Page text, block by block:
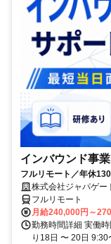
インバウンド事
フルリモート／年休
株式会社ジャパゲー
フルリモート
月給240,000円～
勤務時間詳細 実働
り18日 〜 20日